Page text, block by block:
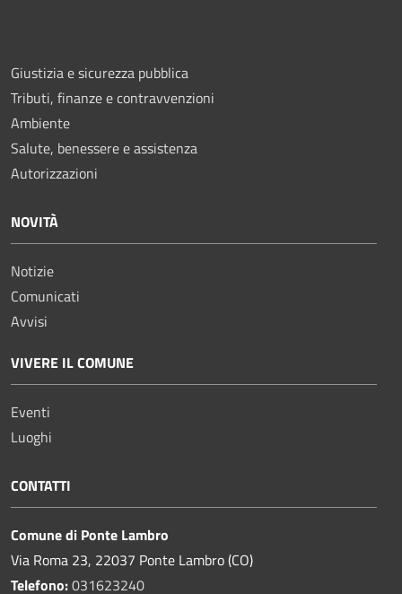
Giustizia e sicurezza pubblica
Tributi, finanze e contravvenzioni
Ambiente
Salute, benessere e assistenza
Autorizzazioni
NOVITÀ
Notizie
Comunicati
Avvisi
VIVERE IL COMUNE
Eventi
Luoghi
CONTATTI
Comune di Ponte Lambro
Via Roma 23, 22037 Ponte Lambro (CO)
Telefono:031623240